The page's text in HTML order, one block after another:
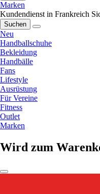
Marken
Kundendienst in Frankreich
Suchen
Neu
Handballschuhe
Bekleidung
Handbälle
Fans
Lifestyle
Ausrüstung
Für Vereine
Fitness
Outlet
Marken
Wird zum